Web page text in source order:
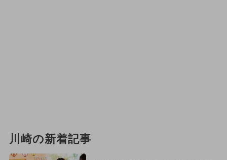
川崎の新着記事